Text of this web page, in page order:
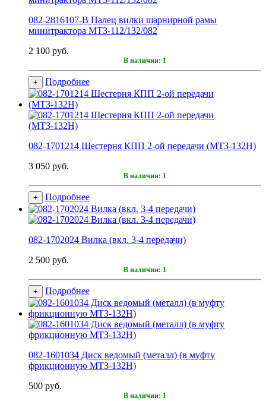
082-2816107-В Палец вилки шарнирной рамы
минитрактора МТЗ-112/132/082
2 100 руб.
В наличии: 1
+ Подробнее
082-1701214 Шестерня КПП 2-ой передачи (МТЗ-132Н)
3 050 руб.
В наличии: 1
+ Подробнее
082-1702024 Вилка (вкл. 3-4 передачи)
2 500 руб.
В наличии: 1
+ Подробнее
082-1601034 Диск ведомый (металл) (в муфту
фрикционную МТЗ-132Н)
500 руб.
В наличии: 1